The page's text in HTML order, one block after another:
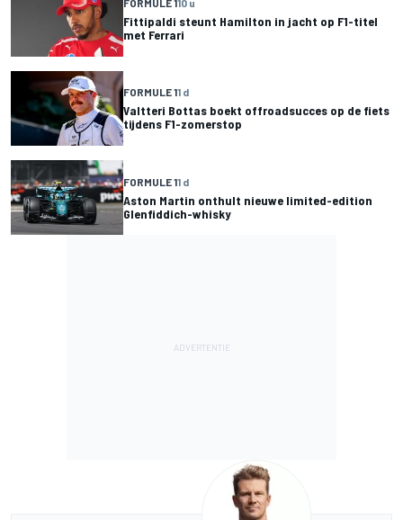
FORMULE 110 u
Fittipaldi steunt Hamilton in jacht op F1-titel
met Ferrari
FORMULE 11 d
Valtteri Bottas boekt offroadsucces op de fiets
tijdens F1-zomerstop
FORMULE 11 d
Aston Martin onthult nieuwe limited-edition
Glenfiddich-whisky